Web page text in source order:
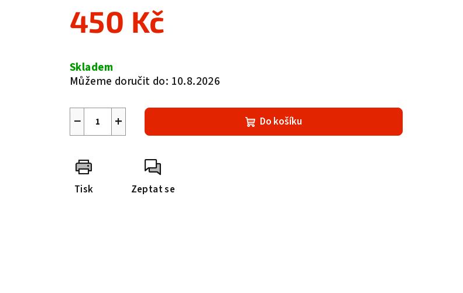
450 Kč
cena:
Skladem
Můžeme doručit do: 10.8.2026
+
− Do košíku
Tisk Zeptat se